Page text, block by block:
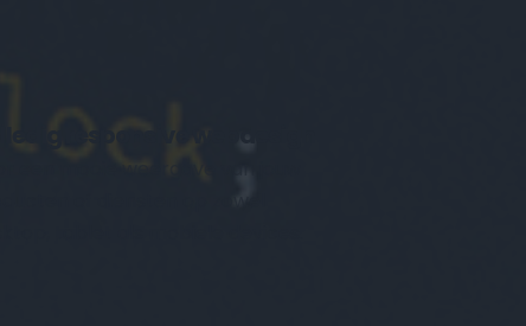
een mooie weergave van jouw